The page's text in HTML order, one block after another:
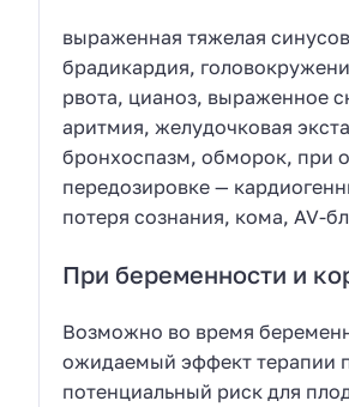
выраженная тяжелая
брадикардия,
рвота, цианоз, выраженное
аритмия, желудочковая
бронхоспазм, обморок, при
передозировке —
потеря сознания, кома, AV-
При беременности и
Возможно во время
ожидаемый эффект терапии
потенциальный риск для